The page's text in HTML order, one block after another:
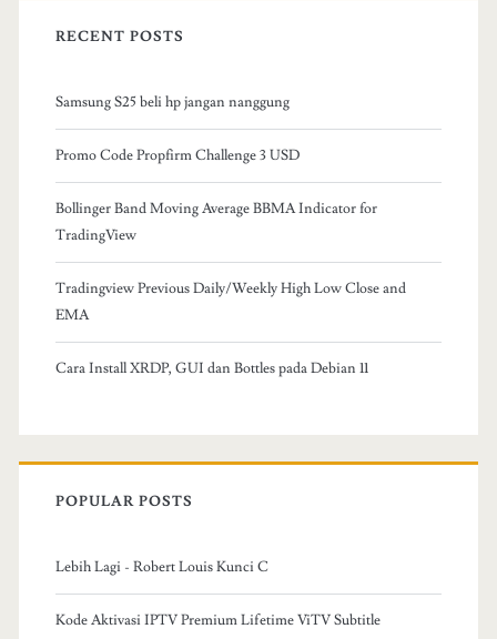
RECENT POSTS
Samsung S25 beli hp jangan nanggung
Promo Code Propfirm Challenge 3 USD
Bollinger Band Moving Average BBMA Indicator for
TradingView
Tradingview Previous Daily/Weekly High Low Close and
EMA
Cara Install XRDP, GUI dan Bottles pada Debian 11
POPULAR POSTS
Lebih Lagi - Robert Louis Kunci C
Kode Aktivasi IPTV Premium Lifetime ViTV Subtitle